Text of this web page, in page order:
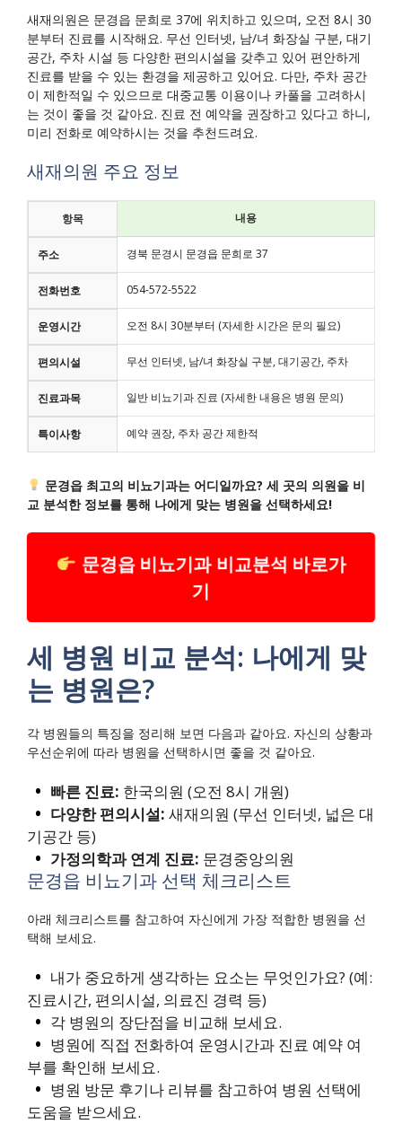
새재의원은 문경읍 문희로 37에 위치하고 있으며, 오전 8시 30
분부터 진료를 시작해요. 무선 인터넷, 남/녀 화장실 구분, 대기
공간, 주차 시설 등 다양한 편의시설을 갖추고 있어 편안하게
진료를 받을 수 있는 환경을 제공하고 있어요. 다만, 주차 공간
이 제한적일 수 있으므로 대중교통 이용이나 카풀을 고려하시
는 것이 좋을 것 같아요. 진료 전 예약을 권장하고 있다고 하니,
미리 전화로 예약하시는 것을 추천드려요.
새재의원 주요 정보
항목 내용
주소 경북 문경시 문경읍 문희로 37
전화번호 054-572-5522
운영시간 오전 8시 30분부터 (자세한 시간은 문의 필요)
편의시설 무선 인터넷, 남/녀 화장실 구분, 대기공간, 주차
진료과목 일반 비뇨기과 진료 (자세한 내용은 병원 문의)
특이사항 예약 권장, 주차 공간 제한적
문경읍 최고의 비뇨기과는 어디일까요? 세 곳의 의원을 비
교 분석한 정보를 통해 나에게 맞는 병원을 선택하세요!
문경읍 비뇨기과 비교분석 바로가
기
세 병원 비교 분석: 나에게 맞
는 병원은?
각 병원들의 특징을 정리해 보면 다음과 같아요. 자신의 상황과
우선순위에 따라 병원을 선택하시면 좋을 것 같아요.
빠른 진료: 한국의원 (오전 8시 개원)
다양한 편의시설: 새재의원 (무선 인터넷, 넓은 대
기공간 등)
가정의학과 연계 진료: 문경중앙의원
문경읍 비뇨기과 선택 체크리스트
아래 체크리스트를 참고하여 자신에게 가장 적합한 병원을 선
택해 보세요.
내가 중요하게 생각하는 요소는 무엇인가요? (예:
진료시간, 편의시설, 의료진 경력 등)
각 병원의 장단점을 비교해 보세요.
병원에 직접 전화하여 운영시간과 진료 예약 여
부를 확인해 보세요.
병원 방문 후기나 리뷰를 참고하여 병원 선택에
도움을 받으세요.